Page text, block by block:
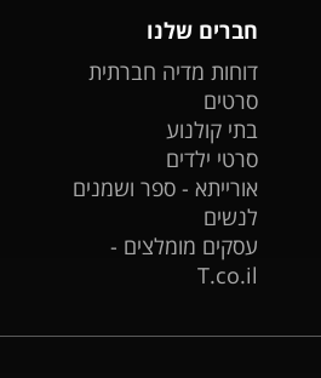
חברים שלנו
דוחות מדיה חברתית
סרטים
בתי קולנוע
סרטי ילדים
אורייתא - ספר ושמנים
לנשים
עסקים מומלצים -
T.co.il